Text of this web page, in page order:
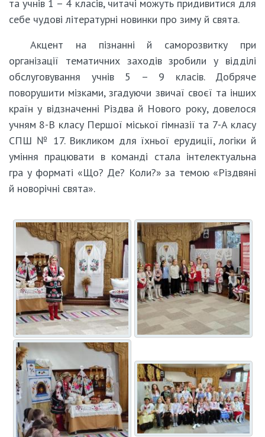
та учнів 1 – 4 класів, читачі можуть придивитися для
себе чудові літературні новинки про зиму й свята.
Акцент на пізнанні й саморозвитку при
організації тематичних заходів зробили у відділі
обслуговування учнів 5 – 9 класів. Добряче
поворушити мізками, згадуючи звичаї своєї та інших
країн у відзначенні Різдва й Нового року, довелося
учням 8-В класу Першої міської гімназії та 7-А класу
СПШ № 17. Викликом для їхньої ерудиції, логіки й
уміння працювати в команді стала інтелектуальна
гра у форматі «Що? Де? Коли?» за темою «Різдвяні
й новорічні свята».